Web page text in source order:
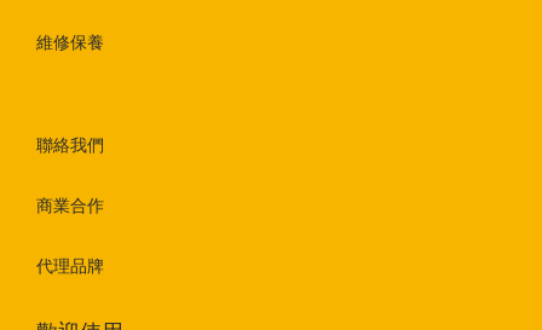
維修保養
聯絡我們
商業合作
代理品牌